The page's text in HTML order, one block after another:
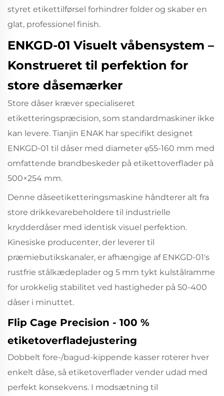
styret etikettilførsel forhindrer folder og skaber en
glat, professionel finish.
ENKGD-01 Visuelt våbensystem –
Konstrueret til perfektion for
store dåsemærker
Store dåser kræver specialiseret
etiketteringspræcision, som standardmaskiner ikke
kan levere. Tianjin ENAK har specifikt designet
ENKGD-01 til dåser med diameter φ55-160 mm med
omfattende brandbeskeder på etikettoverflader på
500×254 mm.
Denne dåseetiketteringsmaskine håndterer alt fra
store drikkevarebeholdere til industrielle
krydderdåser med identisk visuel perfektion.
Kinesiske producenter, der leverer til
præmiebutikskanaler, er afhængige af ENKGD-01's
rustfrie stålkædeplader og 5 mm tykt kulstålramme
for urokkelig stabilitet ved hastigheder på 50-400
dåser i minuttet.
Flip Cage Precision - 100 %
etiketoverfladejustering
Dobbelt fore-/bagud-kippende kasser roterer hver
enkelt dåse, så etiketoverflader vender udad med
perfekt konsekvens. I modsætning til